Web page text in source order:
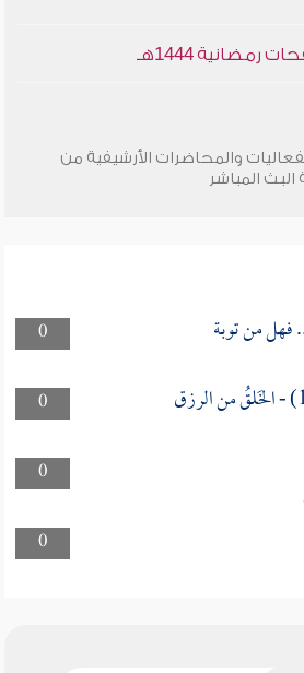
1444هـ
والمحاضرات الأرشيفية من
المباشر
0 من توبة
0
0
0